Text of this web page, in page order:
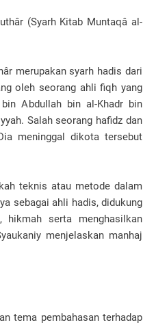
(Syarh Kitab Muntaqâ al-
merupakan syarh hadis dari
oleh seorang ahli fiqh yang
Abdullah bin al-Khadr bin
Salah seorang hafidz dan
meninggal dikota tersebut
teknis atau metode dalam
sebagai ahli hadis, didukung
serta menghasilkan
menjelaskan manhaj
tema pembahasan terhadap